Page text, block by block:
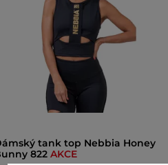
tank top Nebbia Honey
822 AKCE